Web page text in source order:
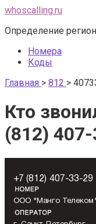
Перейти
контенту
whoscalling.ru
Определение
Номера
Коды
Главная > 812 >
Кто
(812)